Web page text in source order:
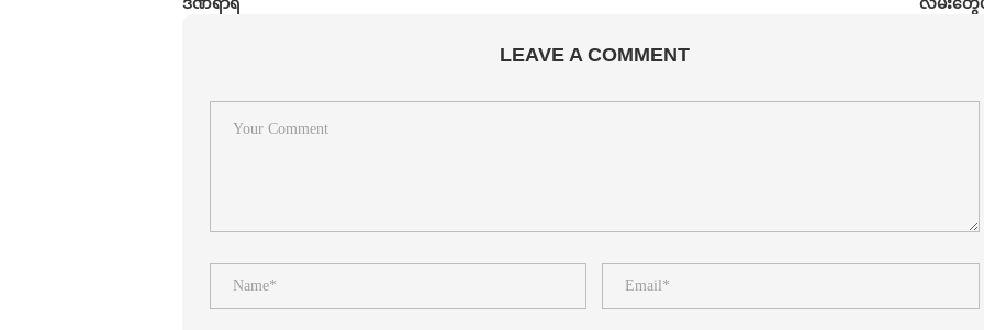
ဒဏ်ရာရ လမ်းတွ
LEAVE A COMMENT